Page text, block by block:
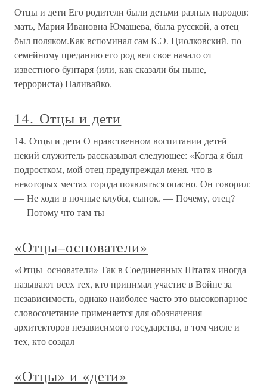
Отцы и дети Его родители были детьми разных народов:
мать, Мария Ивановна Юмашева, была русской, а отец
был поляком.Как вспоминал сам К.Э. Циолковский, по
семейному преданию его род вел свое начало от
известного бунтаря (или, как сказали бы ныне,
террориста) Наливайко,
14. Отцы и дети
14. Отцы и дети О нравственном воспитании детей
некий служитель рассказывал следующее: «Когда я был
подростком, мой отец предупреждал меня, что в
некоторых местах города появляться опасно. Он говорил:
— Не ходи в ночные клубы, сынок. — Почему, отец?
— Потому что там ты
«Отцы–основатели»
«Отцы–основатели» Так в Соединенных Штатах иногда
называют всех тех, кто принимал участие в Войне за
независимость, однако наиболее часто это высокопарное
словосочетание применяется для обозначения
архитекторов независимого государства, в том числе и
тех, кто создал
«Отцы» и «дети»